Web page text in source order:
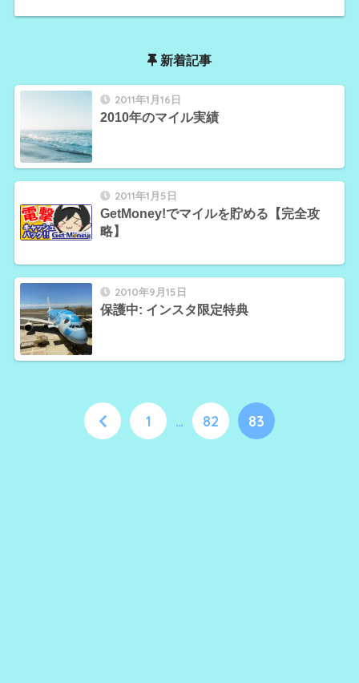
新着記事
2011年1月16日
2010年のマイル実績
2011年1月5日
GetMoney!でマイルを貯める【完全攻
略】
2010年9月15日
保護中: インスタ限定特典
1 … 82 83